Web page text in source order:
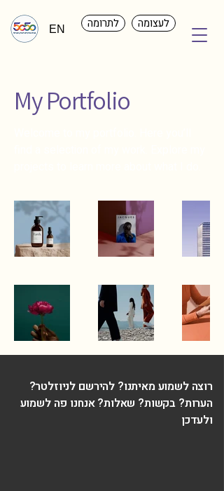
EN לתרומה לעצומה
My Portfolio
רוצה לשמוע מאיתנו? להירשם לניוזלטר?
הערות? בקשות? שאלות? אנחנו פה לשמוע
ולעדכן